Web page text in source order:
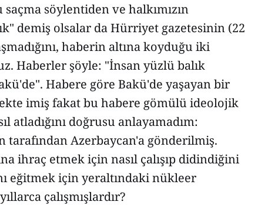
söylentiden ve halkımızın
demiş olsalar da Hürriyet gazetesinin (22
haberin altına koyduğu iki
Haberler şöyle: "İnsan yüzlü balık
Habere göre Bakü'de yaşayan bir
imiş fakat bu habere gömülü ideolojik
doğrusu anlayamadım:
tarafından Azerbaycan'a gönderilmiş.
ihraç etmek için nasıl çalışıp didindiğini
eğitmek için yeraltındaki nükleer
çalışmışlardır?